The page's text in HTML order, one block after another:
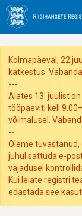
Kolmapäeval,
katkestus.
---
Alates 13. juulist
tööpäeviti kell
võimalusel.
--
Oleme
juhul sattuda e-
vajadusel
Kui leiate registri
edastada see
Päise
valikud